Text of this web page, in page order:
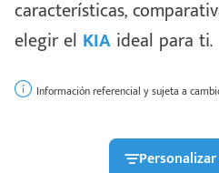
características,
elegir el KIA ideal para ti.
Información referencial y sujeta a